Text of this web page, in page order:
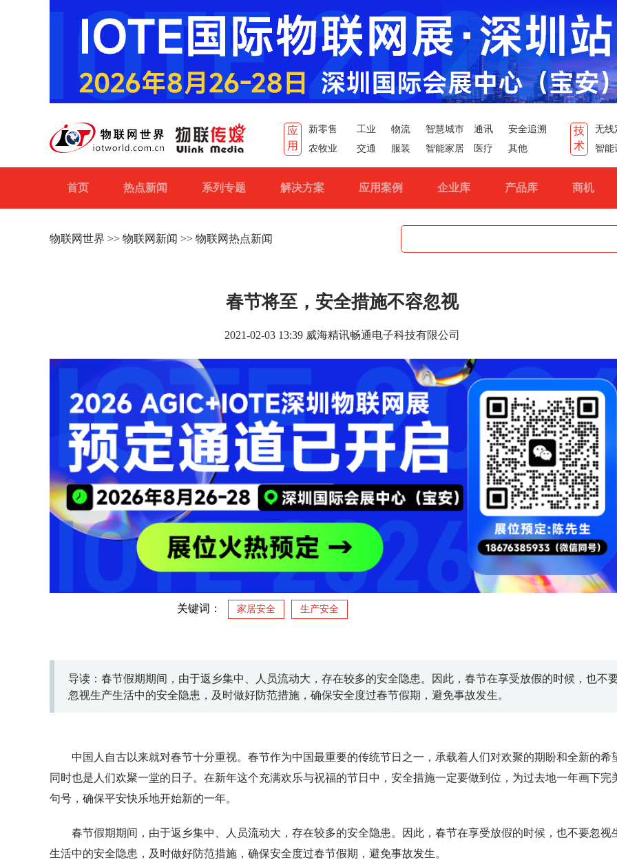
应
用
新零售 工业 物流 智慧城市 通讯
安全追溯
农牧业
交通 服装 智能家居 医疗 其他
技
术
无线
智能
首页 热点新闻 系列专题 解决方案 应用案例 企业库 产品库 商机
物联网世界 >> 物联网新闻 >> 物联网热点新闻
春节将至，安全措施不容忽视
2021-02-03 13:39 威海精讯畅通电子科技有限公司
关键词： 家居安全 生产安全
导读：春节假期期间，由于返乡集中、人员流动大，存在较多的安全隐患。因此，春节在享受放假的时候，也不
忽视生产生活中的安全隐患，及时做好防范措施，确保安全度过春节假期，避免事故发生。
中国人自古以来就对春节十分重视。春节作为中国最重要的传统节日之一，承载着人们对欢聚的期盼和全新的希
同时也是人们欢聚一堂的日子。在新年这个充满欢乐与祝福的节日中，安全措施一定要做到位，为过去地一年画下完
句号，确保平安快乐地开始新的一年。
春节假期期间，由于返乡集中、人员流动大，存在较多的安全隐患。因此，春节在享受放假的时候，也不要忽视
生活中的安全隐患，及时做好防范措施，确保安全度过春节假期，避免事故发生。